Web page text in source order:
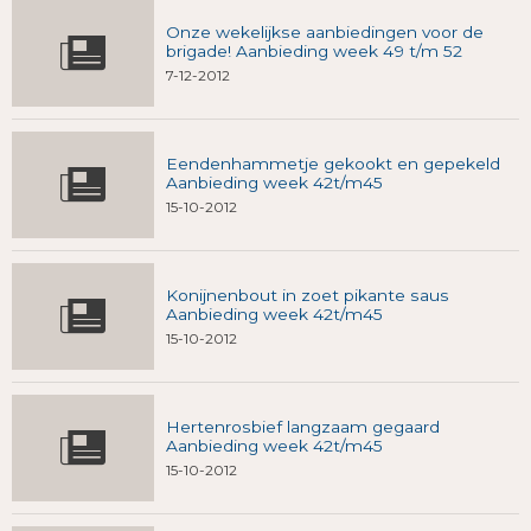
Onze wekelijkse aanbiedingen voor de
brigade! Aanbieding week 49 t/m 52
7-12-2012
Eendenhammetje gekookt en gepekeld
Aanbieding week 42t/m45
15-10-2012
Konijnenbout in zoet pikante saus
Aanbieding week 42t/m45
15-10-2012
Hertenrosbief langzaam gegaard
Aanbieding week 42t/m45
15-10-2012